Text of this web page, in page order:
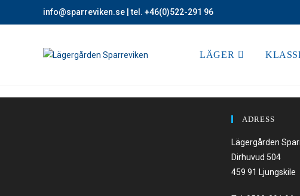
info@sparreviken.se | tel. +46(0)522-291 96
LÄGER
ADRESS
Lägergården
Dirhuvud 504
459 91 Ljungskile